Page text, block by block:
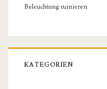
Beleuchtung ruinieren
KATEGORIEN